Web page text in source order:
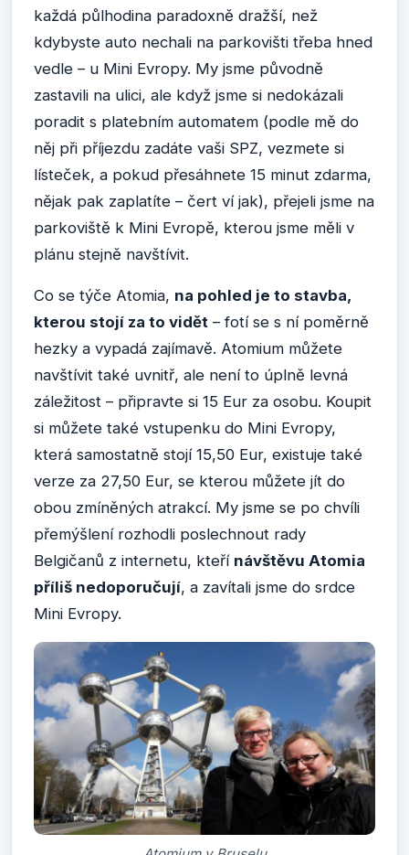
každá půlhodina paradoxně dražší, než
kdybyste auto nechali na parkovišti třeba hned
vedle – u Mini Evropy. My jsme původně
zastavili na ulici, ale když jsme si nedokázali
poradit s platebním automatem (podle mě do
něj při příjezdu zadáte vaši SPZ, vezmete si
lísteček, a pokud přesáhnete 15 minut zdarma,
nějak pak zaplatíte – čert ví jak), přejeli jsme na
parkoviště k Mini Evropě, kterou jsme měli v
plánu stejně navštívit.
Co se týče Atomia, na pohled je to stavba,
kterou stojí za to vidět – fotí se s ní poměrně
hezky a vypadá zajímavě. Atomium můžete
navštívit také uvnitř, ale není to úplně levná
záležitost – připravte si 15 Eur za osobu. Koupit
si můžete také vstupenku do Mini Evropy,
která samostatně stojí 15,50 Eur, existuje také
verze za 27,50 Eur, se kterou můžete jít do
obou zmíněných atrakcí. My jsme se po chvíli
přemýšlení rozhodli poslechnout rady
Belgičanů z internetu, kteří návštěvu Atomia
příliš nedoporučují, a zavítali jsme do srdce
Mini Evropy.